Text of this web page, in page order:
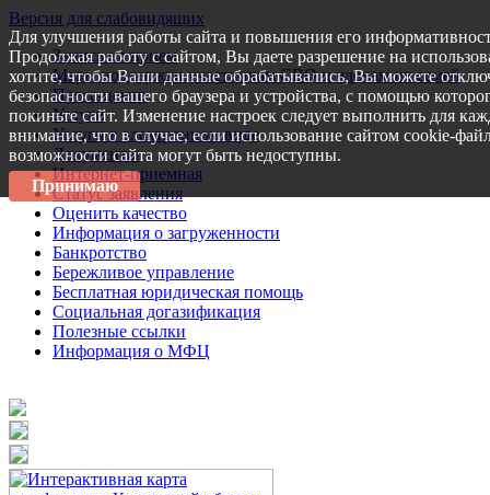
Версия для слабовидящих
Запись на прием
Меры поддержки участникам СВО и членам их семей
Пресс-центр
Услуги
Услуги в электронном виде
Документы
Интернет-приемная
Статус заявления
Оценить качество
Информация о загруженности
Банкротство
Бережливое управление
Бесплатная юридическая помощь
Социальная догазификация
Полезные ссылки
Информация о МФЦ
Для улучшения работы сайта и повышения его
Продолжая работу с сайтом, Вы даете разрешение на
хотите, чтобы Ваши данные обрабатывались, Вы можете
безопасности вашего браузера и устройства, с помощью
покиньте сайт. Изменение настроек следует выполнить для
внимание, что в случае, если использование сайтом cookie-
возможности сайта могут быть недоступны.
Принимаю